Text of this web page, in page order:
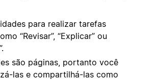
para realizar tarefas
“Revisar”, “Explicar” ou
são páginas, portanto você
las e compartilhá-las como